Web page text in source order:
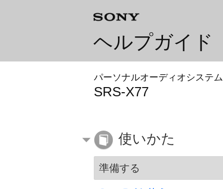
ヘルプガイド
パーソナルオーディオシステム
SRS-X77
使いかた
準備する